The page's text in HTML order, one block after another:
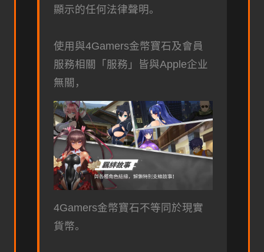
顯示的任何法律聲明。
使用與4Gamers金幣寶石及會員
服務相關「服務」皆與Apple企业
無關，
4Gamers金幣寶石不等同於現實
貨幣。